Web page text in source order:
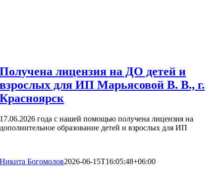
Получена лицензия на ДО детей и
взрослых для ИП Марьясовой В. В., г.
Красноярск
17.06.2026 года с нашей помощью получена лицензия на
дополнительное образование детей и взрослых для ИП
Никита Богомолов2026-06-15T16:05:48+06:00